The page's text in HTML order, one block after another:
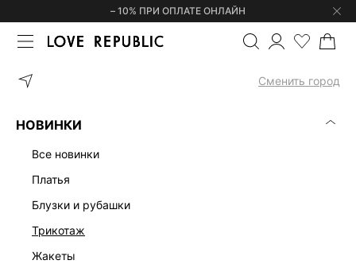
– 10% ПРИ ОПЛАТЕ ОНЛАЙН
Сменить город
НОВИНКИ
все новинки
платья
блузки и рубашки
трикотаж
жакеты
ГЛАВНАЯ ПЛАТКИ И ШАРФЫ СНУД С